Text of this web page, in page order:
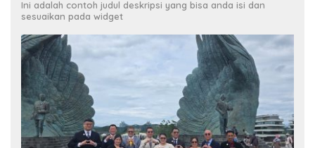
Ini adalah contoh judul deskripsi yang bisa anda isi dan
sesuaikan pada widget